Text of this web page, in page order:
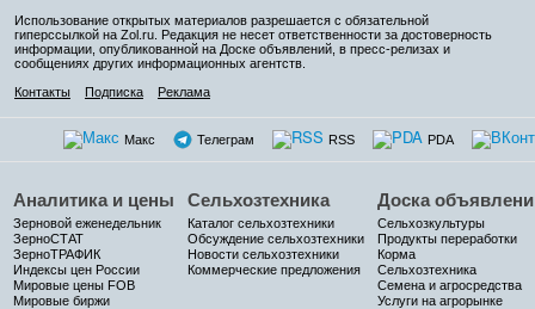
Использование открытых материалов разрешается с обязательной
гиперссылкой на Zol.ru. Редакция не несет ответственности за достоверность
информации, опубликованной на Доске объявлений, в пресс-релизах и
сообщениях других информационных агентств.
Контакты
Подписка Реклама
Макс Телеграм RSS PDA
Аналитика и цены
Зерновой еженедельник
ЗерноСТАТ
ЗерноТРАФИК
Индексы цен России
Мировые цены FOB
Мировые биржи
Сельхозтехника
Каталог сельхозтехники
Обсуждение сельхозтехники
Новости сельхозтехники
Коммерческие предложения
Доска
Сельхозкультуры
Продукты переработки
Корма
Сельхозтехника
Семена и агросредства
Услуги на агрорынке